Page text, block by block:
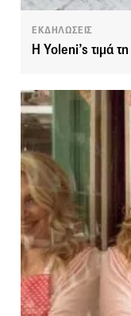
ΕΚΔΗΛΩΣΕΙΣ
Η Yoleni’s τιμά